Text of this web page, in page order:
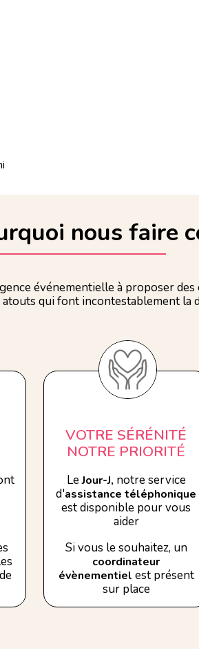
nous faire
événementielle à proposer
atouts qui font incontestablement la
VOTRE SÉRÉNITÉ
NOTRE PRIORITÉ
LeJour-J, notre service
d'assistance téléphonique
est disponible pour vous
aider
Si vous le souhaitez, un
coordinateur
évènementiel est présent
sur place